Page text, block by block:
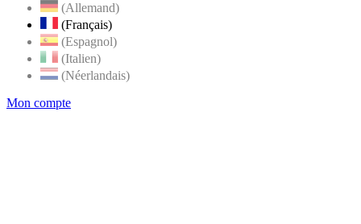
(Allemand)
(Français)
(Espagnol)
(Italien)
(Néerlandais)
Mon compte